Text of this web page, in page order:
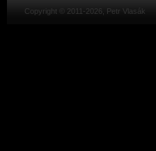
Copyright © 2011-2026, Petr Vlasák